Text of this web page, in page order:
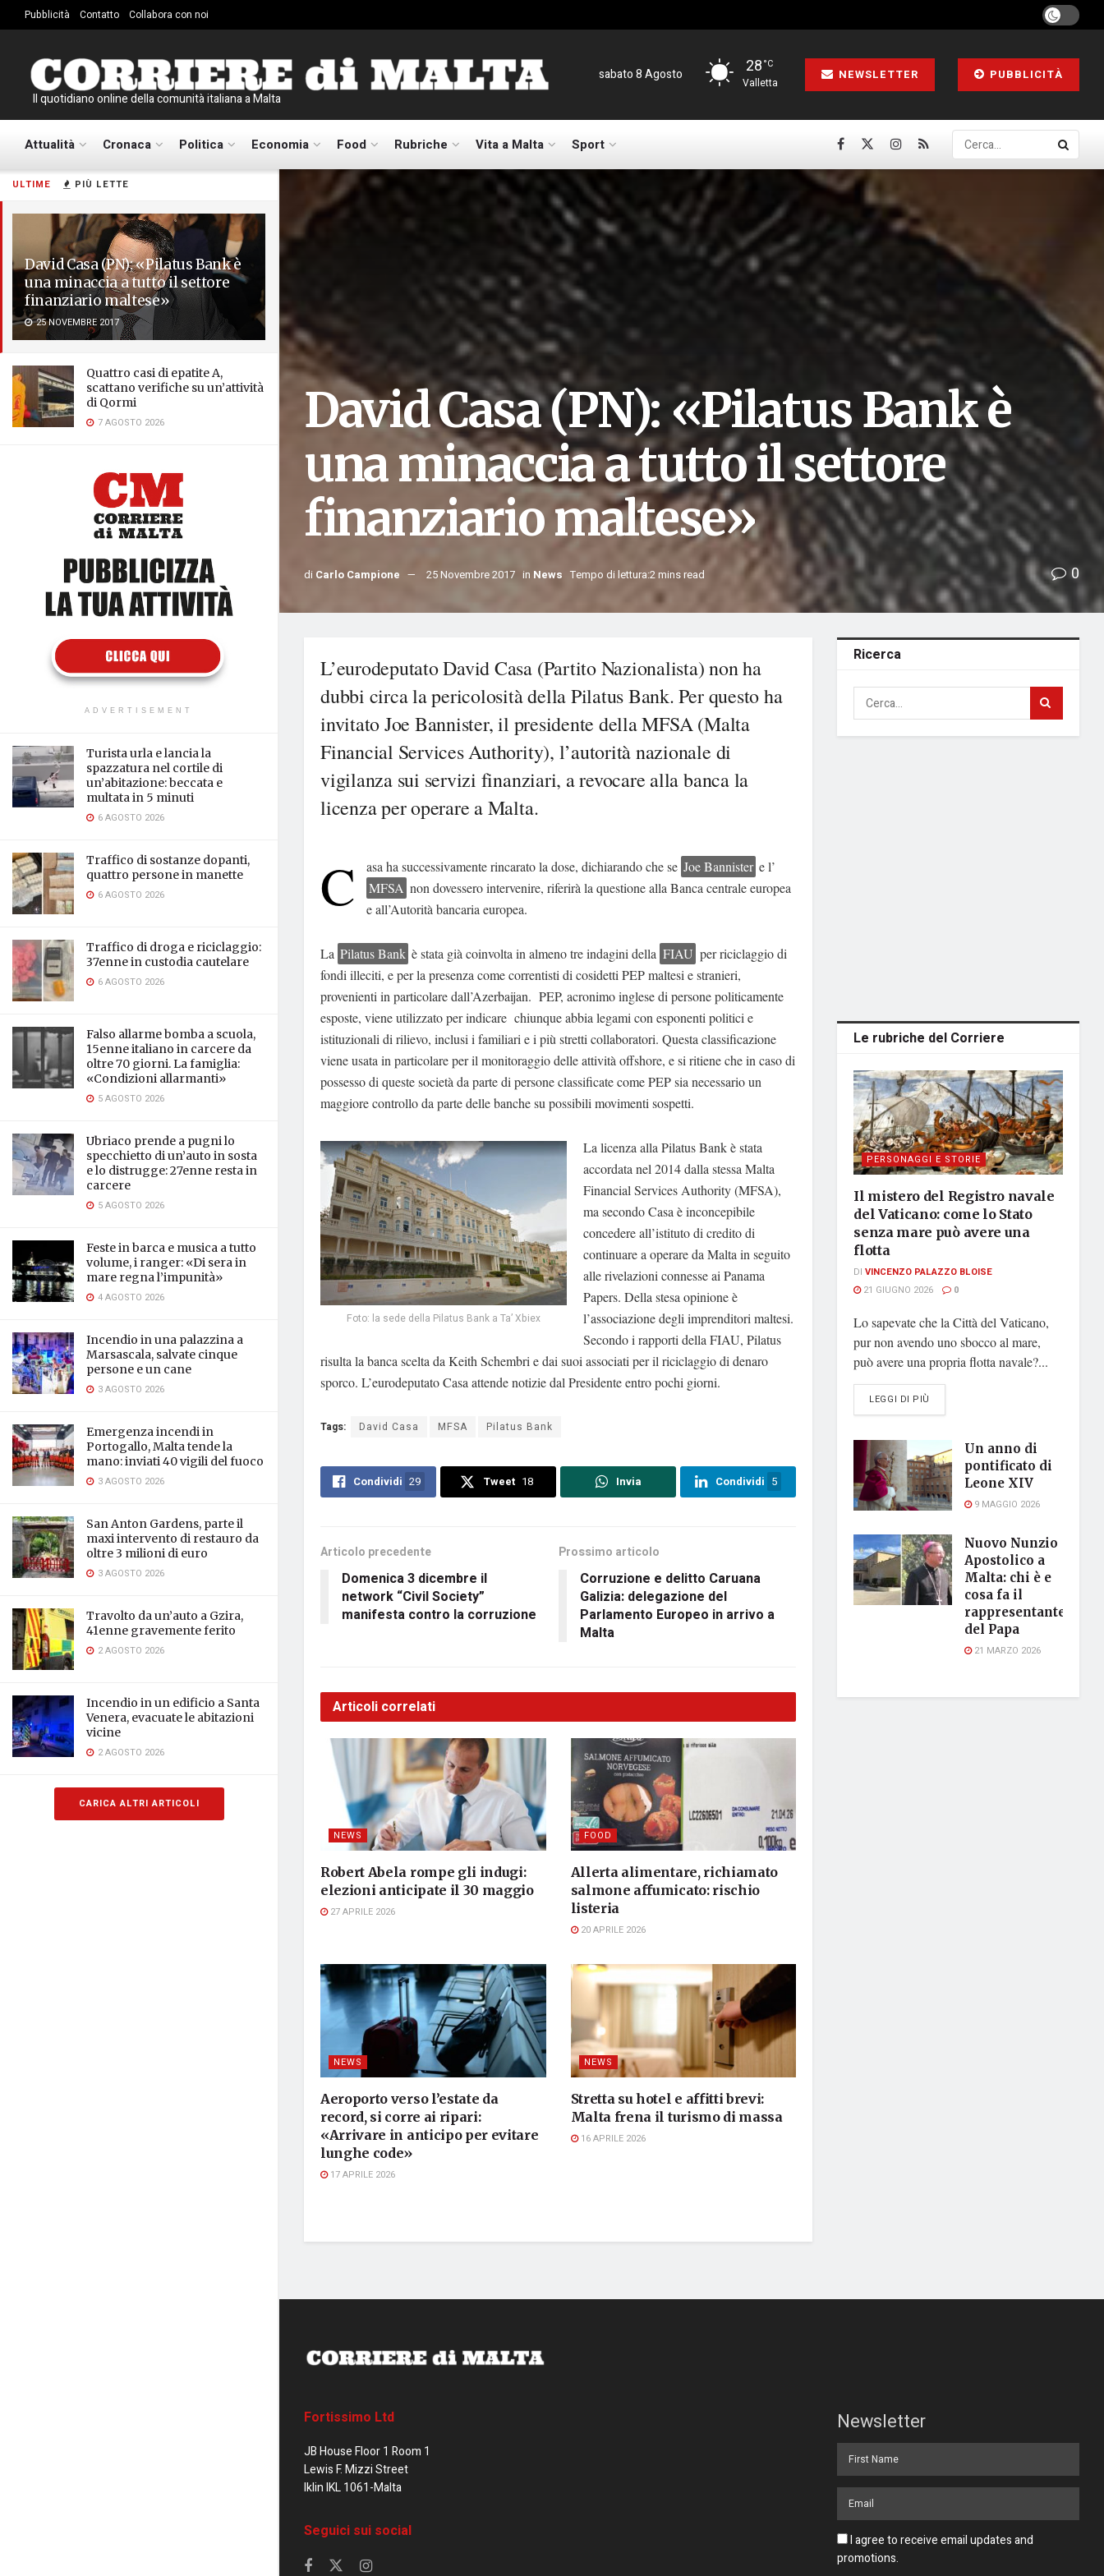
ULTIME PIÙ LETTE
David Casa (PN): «Pilatus Bank è
una minaccia a tutto il settore
finanziario maltese»
25 NOVEMBRE 2017
Quattro casi di epatite A,
scattano verifiche su un’attività
di Qormi
7 AGOSTO 2026
ADVERTISEMENT
Turista urla e lancia la
spazzatura nel cortile di
un’abitazione: beccata e
multata in 5 minuti
6 AGOSTO 2026
Traffico di sostanze dopanti,
quattro persone in manette
6 AGOSTO 2026
Traffico di droga e riciclaggio:
37enne in custodia cautelare
6 AGOSTO 2026
Falso allarme bomba a scuola,
15enne italiano in carcere da
oltre 70 giorni. La famiglia:
«Condizioni allarmanti»
5 AGOSTO 2026
Ubriaco prende a pugni lo
specchietto di un’auto in sosta
e lo distrugge: 27enne resta in
carcere
5 AGOSTO 2026
Feste in barca e musica a tutto
volume, i ranger: «Di sera in
mare regna l’impunità»
4 AGOSTO 2026
Incendio in una palazzina a
Marsascala, salvate cinque
persone e un cane
3 AGOSTO 2026
Emergenza incendi in
Portogallo, Malta tende la
mano: inviati 40 vigili del fuoco
3 AGOSTO 2026
San Anton Gardens, parte il
maxi intervento di restauro da
oltre 3 milioni di euro
3 AGOSTO 2026
Travolto da un’auto a Gzira,
41enne gravemente ferito
2 AGOSTO 2026
Incendio in un edificio a Santa
Venera, evacuate le abitazioni
vicine
2 AGOSTO 2026
CARICA ALTRI ARTICOLI
Pubblicità Contatto Collabora con noi
Il quotidiano online della comunità italiana a Malta
sabato 8 Agosto 28°C
Valletta
NEWSLETTER PUBBLICITÀ
Attualità Cronaca Politica Economia Food Rubriche Vita a Malta Sport
David Casa (PN): «Pilatus Bank è
una minaccia a tutto il settore
finanziario maltese»
di Carlo Campione 25 Novembre 2017 in News Tempo di lettura:2 mins read 0
L’eurodeputato David Casa (Partito Nazionalista) non ha
dubbi circa la pericolosità della Pilatus Bank. Per questo ha
invitato Joe Bannister, il presidente della MFSA (Malta
Financial Services Authority), l’autorità nazionale di
vigilanza sui servizi finanziari, a revocare alla banca la
licenza per operare a Malta.
C asa ha successivamente rincarato la dose, dichiarando che se Joe Bannister e l’
MFSA non dovessero intervenire, riferirà la questione alla Banca centrale europea
e all’Autorità bancaria europea.
La Pilatus Bank è stata già coinvolta in almeno tre indagini della FIAU per riciclaggio di
fondi illeciti, e per la presenza come correntisti di cosidetti PEP maltesi e stranieri,
provenienti in particolare dall’Azerbaijan. PEP, acronimo inglese di persone politicamente
esposte, viene utilizzato per indicare chiunqueabbia legami con esponenti politici e
istituzionali di rilievo, inclusi i familiari e i più stretti collaboratori. Questa classificazione
viene usata in particolare per il monitoraggio delle attività offshore, e si ritiene che in caso di
possesso di queste società da parte di persone classificate come PEP sia necessario un
maggiore controllo da parte delle banche su possibili movimenti sospetti.
Foto: la sede della Pilatus Bank a Ta’ Xbiex
La licenza alla Pilatus Bank è stata
accordata nel 2014 dalla stessa Malta
Financial Services Authority (MFSA),
ma secondo Casa è inconcepibile
concedere all’istituto di credito di
continuare a operare da Malta in seguito
alle rivelazioni connesse ai Panama
Papers. Della stesa opinione è
l’associazione degli imprenditori maltesi.
Secondo i rapporti della FIAU, Pilatus
risulta la banca scelta da Keith Schembri e dai suoi associati per il riciclaggio di denaro
sporco. L’eurodeputato Casa attende notizie dal Presidente entro pochi giorni.
Tags: David Casa MFSA Pilatus Bank
Condividi 29 Tweet 18 Invia Condividi 5
Articolo precedente
Domenica 3 dicembre il
network “Civil Society”
manifesta contro la corruzione
Prossimo articolo
Corruzione e delitto Caruana
Galizia: delegazione del
Parlamento Europeo in arrivo a
Malta
Articoli correlati
NEWS
Robert Abela rompe gli indugi:
elezioni anticipate il 30 maggio
27 APRILE 2026
FOOD
Allerta alimentare, richiamato
salmone affumicato: rischio
listeria
20 APRILE 2026
NEWS
Aeroporto verso l’estate da
record, si corre ai ripari:
«Arrivare in anticipo per evitare
lunghe code»
17 APRILE 2026
NEWS
Stretta su hotel e affitti brevi:
Malta frena il turismo di massa
16 APRILE 2026
Ricerca
Le rubriche del Corriere
PERSONAGGI E STORIE
Il mistero del Registro navale
del Vaticano: come lo Stato
senza mare può avere una
flotta
DI VINCENZO PALAZZO BLOISE
21 GIUGNO 2026
0
Lo sapevate che la Città del Vaticano,
pur non avendo uno sbocco al mare,
può avere una propria flotta navale?...
LEGGI DI PIÙ
Un anno di
pontificato di
Leone XIV
9 MAGGIO 2026
Nuovo Nunzio
Apostolico a
Malta: chi è e
cosa fa il
rappresentante
del Papa
21 MARZO 2026
Fortissimo Ltd
JB House Floor 1 Room 1
Lewis F. Mizzi Street
Iklin IKL 1061-Malta
Seguici sui social
Newsletter
I agree to receive email updates and
promotions.